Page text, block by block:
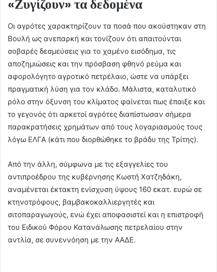
«Ζυγίζουν» τα δεδομένα
Οι αγρότες χαρακτηρίζουν τα ποσά που ακούστηκαν στη
Βουλή ως ανεπαρκή και τονίζουν ότι απαιτούνται
σοβαρές δεσμεύσεις για το χαμένο εισόδημα, τις
αποζημιώσεις και την πρόσβαση φθηνό ρεύμα και
αφορολόγητο αγροτικό πετρέλαιο, ώστε να υπάρξει
πραγματική λύση για τον κλάδο. Μάλιστα, καταλυτικό
ρόλο στην όξυνση του κλίματος φαίνεται πως έπαιξε και
το γεγονός ότι αρκετοί αγρότες διαπίστωσαν σήμερα
παρακρατήσεις χρημάτων από τους λογαριασμούς τους
λόγω ΕΛΓΑ (κάτι που διορθώθηκε το βράδυ της Τρίτης).
Από την άλλη, σύμφωνα με τις εξαγγελίες του
αντιπροέδρου της κυβέρνησης Κωστή Χατζηδάκη,
αναμένεται έκτακτη ενίσχυση ύψους 160 εκατ. ευρώ σε
κτηνοτρόφους, βαμβακοκαλλιεργητές και
σιτοπαραγωγούς, ενώ έχει αποφασιστεί και η επιστροφή
του Ειδικού Φόρου Κατανάλωσης πετρελαίου στην
αντλία, σε συνεννόηση με την ΑΑΔΕ.